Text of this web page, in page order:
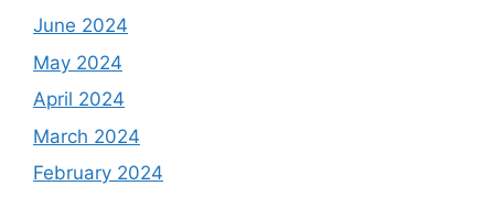
June 2024
May 2024
April 2024
March 2024
February 2024